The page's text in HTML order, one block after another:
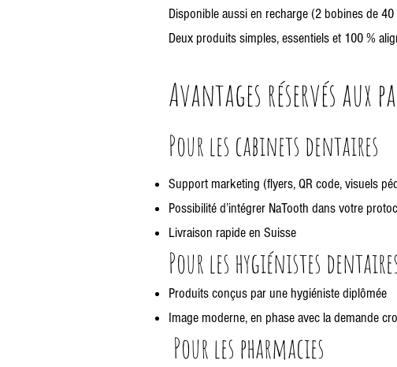
Disponible aussi en recharge (2 bobines de
Deux produits simples, essentiels et 100 %
Avantages réservés aux
Pour les cabinets dentaires
Support marketing (flyers, QR code, visuels
Possibilité d’intégrer NaTooth dans votre
Livraison rapide en Suisse
Pour les hygiénistes
Produits conçus par une hygiéniste diplômée
Image moderne, en phase avec la demande
Pour les pharmacies